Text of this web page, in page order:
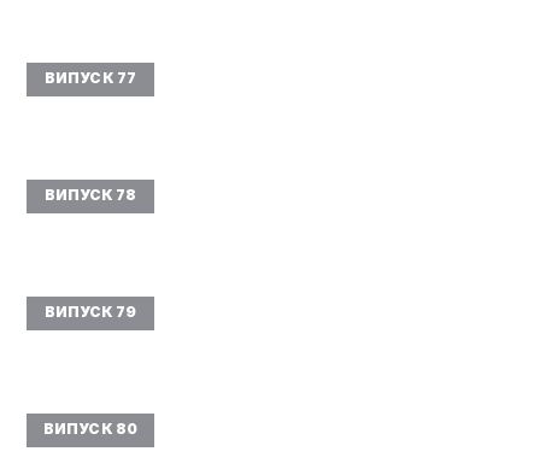
ВИПУСК 77
ВИПУСК 78
ВИПУСК 79
ВИПУСК 80